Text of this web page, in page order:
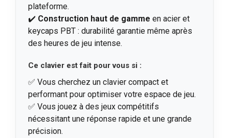
plateforme.
✔️ Construction haut de gamme en acier et
keycaps PBT : durabilité garantie même après
des heures de jeu intense.
Ce clavier est fait pour vous si :
✅ Vous cherchez un clavier compact et
performant pour optimiser votre espace de jeu.
✅ Vous jouez à des jeux compétitifs
nécessitant une réponse rapide et une grande
précision.